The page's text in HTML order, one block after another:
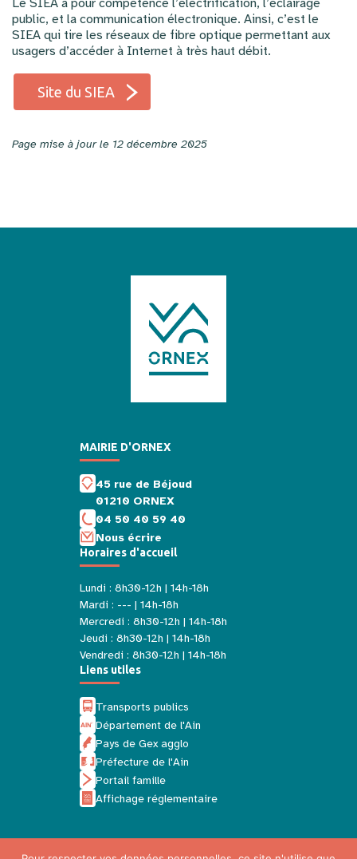
Le SIEA a pour compétence l’électrification, l’éclairage
public, et la communication électronique. Ainsi, c’est le
SIEA qui tire les réseaux de fibre optique permettant aux
usagers d’accéder à Internet à très haut débit.
Site du SIEA
Page mise à jour le 12 décembre 2025
MAIRIE D'ORNEX
45 rue de Béjoud
01210 ORNEX
04 50 40 59 40
Nous écrire
Horaires d'accueil
Lundi : 8h30-12h | 14h-18h
Mardi : --- | 14h-18h
Mercredi : 8h30-12h | 14h-18h
Jeudi : 8h30-12h | 14h-18h
Vendredi : 8h30-12h | 14h-18h
Liens utiles
Transports publics
Département de l'Ain
Pays de Gex agglo
Préfecture de l'Ain
Portail famille
Affichage réglementaire